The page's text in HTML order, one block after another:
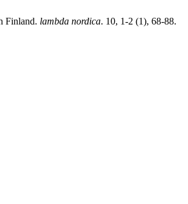
Finland. lambda nordica. 10, 1-2 (1), 68-88.